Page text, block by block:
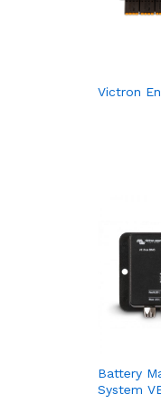
Victron
Battery
System